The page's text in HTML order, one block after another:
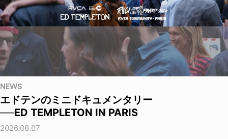
NEWS
エドテンのミニドキュメンタリー
──ED TEMPLETON IN PARIS
2026.08.07